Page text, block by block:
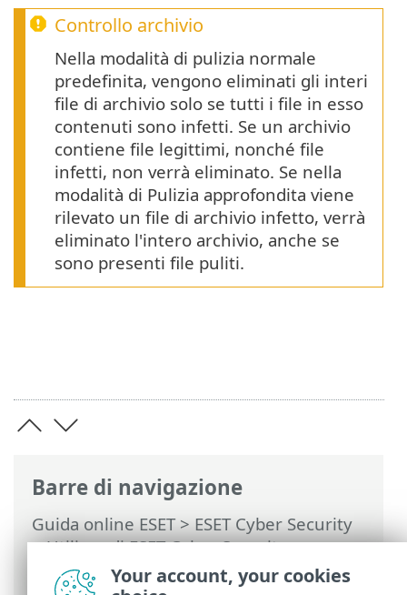
Barre di navigazione
Guida online ESET>ESET Cyber Security
>Utilizzo di ESET Cyber Security>
Protezione antivirus e antispyware>
Controllo archivio
Nella modalità di pulizia normale
predefinita, vengono eliminati gli interi
file di archivio solo se tutti i file in esso
contenuti sono infetti. Se un archivio
contiene file legittimi, nonché file
infetti, non verrà eliminato. Se nella
modalità di Pulizia approfondita viene
rilevato un file di archivio infetto, verrà
eliminato l'intero archivio, anche se
sono presenti file puliti.
Your account, your cookies